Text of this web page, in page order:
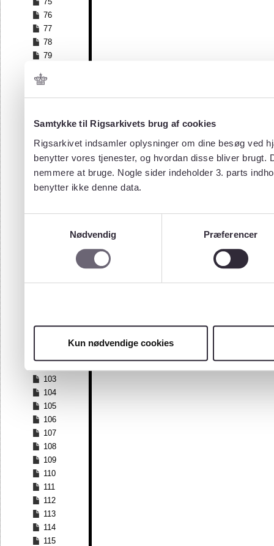
Samtykke til Rigsarkivets brug af cookies
Rigsarkivet indsamler oplysninger om dine besøg ved
benytter vores tjenester, og hvordan disse bliver
nemmere at bruge. Nogle sider indeholder 3. parts
benytter ikke denne data.
Nødvendig
Præferencer
Kun nødvendige cookies
76
77
78
79
81
82
84
86
87
88
89
96
99
103
104
105
106
107
108
109
110
111
112
113
114
115